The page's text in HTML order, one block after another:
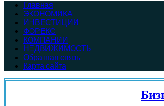
Главная
ЭКОНОМИКА
ИНВЕСТИЦИИ
ФОРЕКС
КОМПАНИИ
НЕДВИЖИМОСТЬ
Обратная связь
Карта сайта